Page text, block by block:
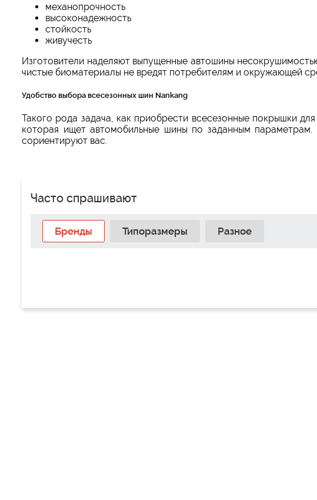
механопрочность
высоконадежность
стойкость
живучесть
Изготовители наделяют выпущенные автошины
чистые биоматериалы не вредят потребителям и окружающей
Удобство выбора всесезонных шин Nankang
Такого рода задача, как приобрести всесезонные покрышки
которая ищет автомобильные шины по заданным параметрам.
сориентируют вас.
Часто спрашивают
Бренды Типоразмеры Разное